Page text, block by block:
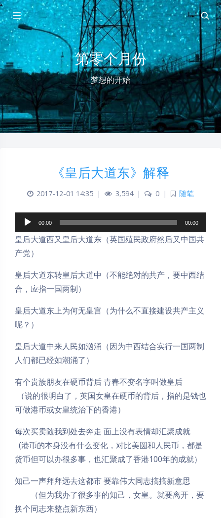
第零个月份
梦想的开始
《皇后大道东》解释
2017-12-01 14:35 | 3,594 | 0 | 随笔
频
播
放
器
00:00 00:00
皇后大道西又皇后大道东（英国殖民政府然后又中国共
产党）
皇后大道东转皇后大道中（不能绝对的共产，要中西结
合，应指一国两制）
皇后大道东上为何无皇宫（为什么不直接建设共产主义
呢？）
皇后大道中来人民如汹涌（因为中西结合实行一国两制
人们都已经如潮涌了）
有个贵族朋友在硬币背后 青春不变名字叫做皇后
（说的很明白了，英国女皇在硬币的背后，指的是钱也
可做港币或女皇统治下的香港）
每次买卖随我到处去奔走 面上没有表情却汇聚成就
(港币的本身没有什么变化，对比美圆和人民币，都是
货币但可以办很多事，也汇聚成了香港100年的成就）
知己一声拜拜远去这都市 要靠伟大同志搞搞新意思
（但为我办了很多事的知己，女皇。就要离开，要
换个同志来整点新东西）